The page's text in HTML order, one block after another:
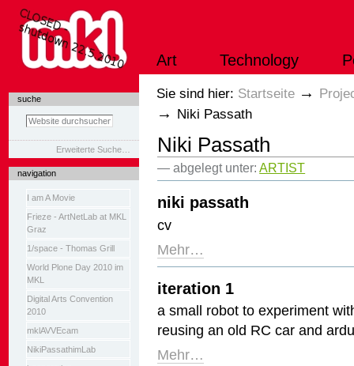
Inhalt
Art Technology
suche
Erweiterte Suche…
navigation
I am A Movie
Frieze - ArtNetLab at MKL
Graz
1/space - Thomas Grill
World Plone Day 2010 im
MKL
Digital Arts Convention
2010
mklAVVEcam
NikiPassathimLab
Sie sind hier: Startseite →
→ Niki Passath
Niki Passath
— abgelegt unter:ARTIST
niki passath
cv
Mehr…
iteration 1
a small robot to experiment
reusing an old RC car and
Mehr…